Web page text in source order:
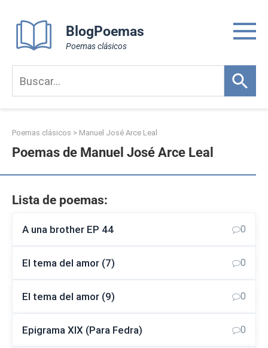
content
BlogPoemas
Poemas clásicos
Poemas clásicos > Manuel José Arce Leal
Poemas de Manuel José Arce Leal
Lista de poemas:
A una brother EP 44 0
El tema del amor (7) 0
El tema del amor (9) 0
Epigrama XIX (Para Fedra) 0